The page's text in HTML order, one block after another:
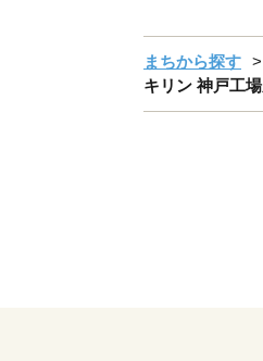
まちから探す
キリン 神戸工